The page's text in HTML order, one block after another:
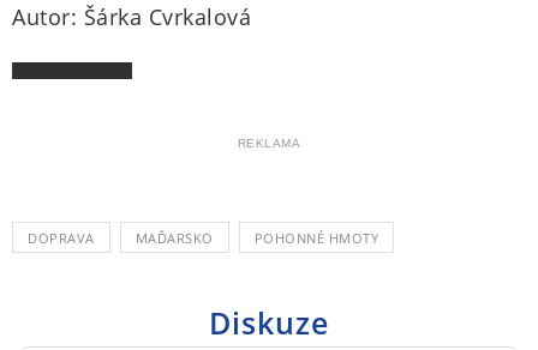
Autor: Šárka Cvrkalová
REKLAMA
DOPRAVA MAĎARSKO POHONNÉ HMOTY
Diskuze